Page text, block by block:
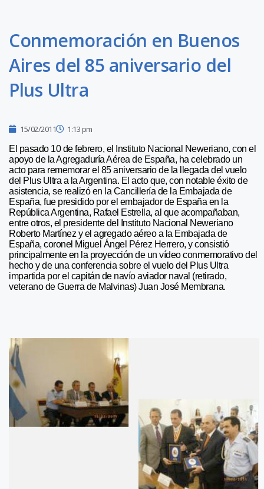
Conmemoración en Buenos
Aires del 85 aniversario del
Plus Ultra
15/02/2011 1:13 pm
El pasado 10 de febrero, el Instituto Nacional Neweriano, con el
apoyo de la Agregaduría Aérea de España, ha celebrado un
acto para rememorar el 85 aniversario de la llegada del vuelo
del Plus Ultra a la Argentina. El acto que, con notable éxito de
asistencia, se realizó en la Cancillería de la Embajada de
España, fue presidido por el embajador de España en la
República Argentina, Rafael Estrella, al que acompañaban,
entre otros, el presidente del Instituto Nacional Neweriano
Roberto Martínez y el agregado aéreo a la Embajada de
España, coronel Miguel Ángel Pérez Herrero, y consistió
principalmente en la proyección de un vídeo conmemorativo del
hecho y de una conferencia sobre el vuelo del Plus Ultra
impartida por el capitán de navío aviador naval (retirado,
veterano de Guerra de Malvinas) Juan José Membrana.